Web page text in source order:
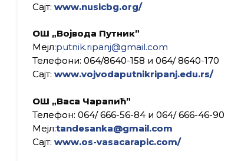
Сајт: www.nusicbg.org/
ОШ „Војвода Путник”
Мејл:putnik.ripanj@gmail.com
Телефони: 064/8640-158 и 064/ 8640-170
Сајт: www.vojvodaputnikripanj.edu.rs/
ОШ „Васа Чарапић”
Телефон: 064/ 666-56-84 и 064/ 666-46-90
Mејл:tandesanka@gmail.com
Сајт: www.os-vasacarapic.com/